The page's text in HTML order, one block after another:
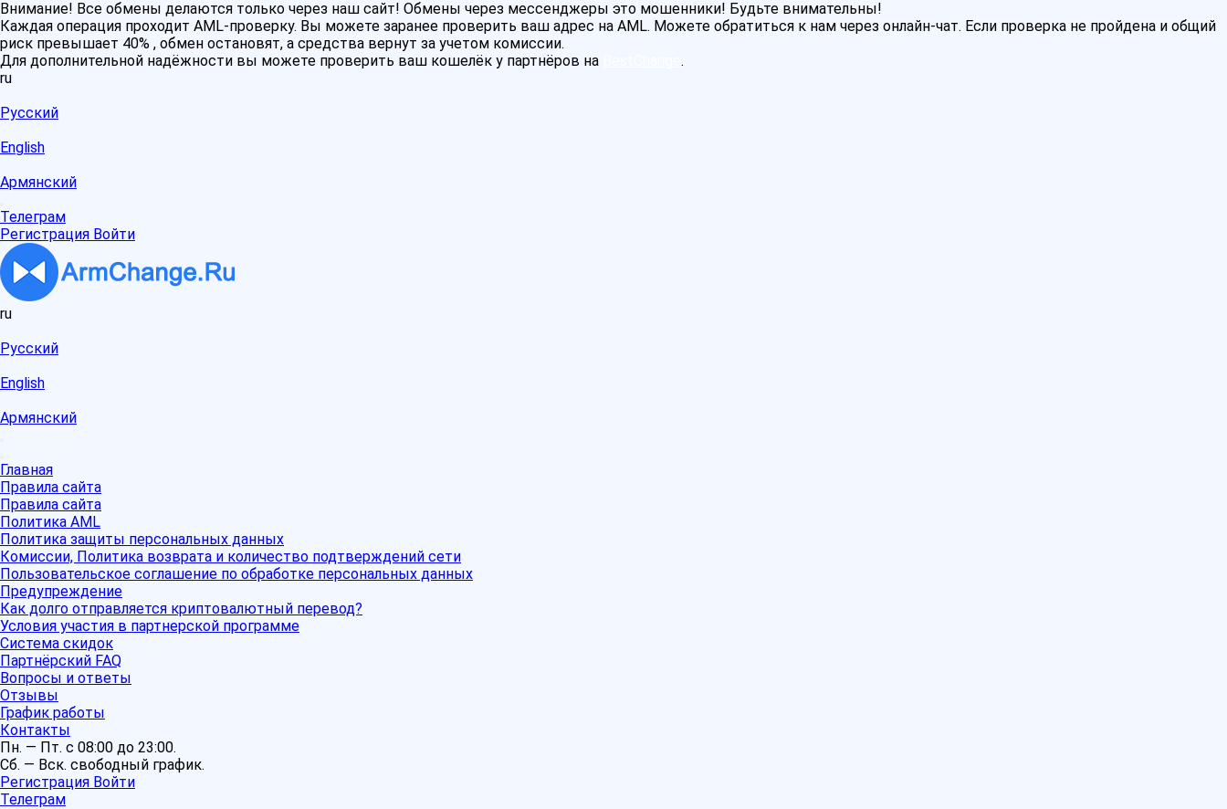
Внимание! Все обмены делаются только через наш сайт! Обмены через мессенджеры это мошенники! Будьте внимательны!
Каждая операция проходит AML-проверку. Вы можете заранее проверить ваш адрес на AML. Можете обратиться к нам через онлайн-чат. Если проверка не пройдена и общий
риск превышает 40% , обмен остановят, а средства вернут за учетом комиссии.
Для дополнительной надёжности вы можете проверить ваш кошелёк у партнёров на
.
ru
Русский
English
Армянский
Телеграм
Регистрация Войти
ru
Русский
English
Армянский
Главная
Правила сайта
Правила сайта
Политика AML
Политика защиты персональных данных
Комиссии, Политика возврата и количество подтверждений сети
Пользовательское соглашение по обработке персональных данных
Предупреждение
Как долго отправляется криптовалютный перевод?
Условия участия в партнерской программе
Система скидок
Партнёрский FAQ
Вопросы и ответы
Отзывы
График работы
Контакты
Пн. — Пт. с 08:00 до 23:00.
Сб. — Вск. свободный график.
Регистрация Войти
Телеграм